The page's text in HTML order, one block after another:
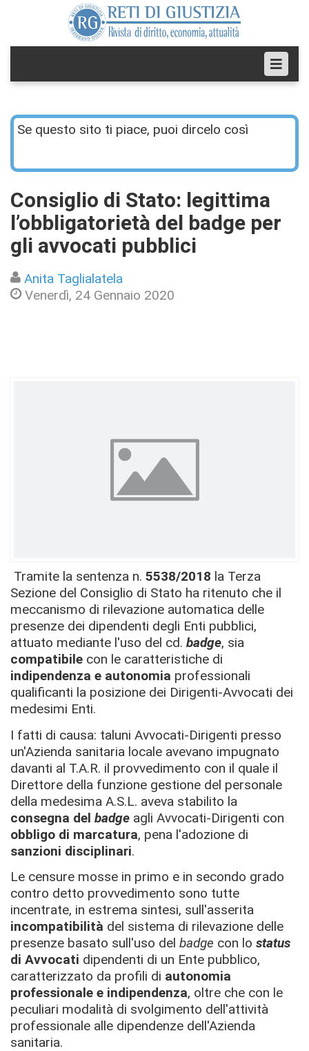
Se questo sito ti piace, puoi dircelo così
Consiglio di Stato: legittima
l’obbligatorietà del badge per
gli avvocati pubblici
Anita Taglialatela
Venerdì, 24 Gennaio 2020
Tramite la sentenza n. 5538/2018 la Terza
Sezione del Consiglio di Stato ha ritenuto che il
meccanismo di rilevazione automatica delle
presenze dei dipendenti degli Enti pubblici,
attuato mediante l'uso del cd. badge, sia
compatibile con le caratteristiche di
indipendenza e autonomia professionali
qualificanti la posizione dei Dirigenti-Avvocati dei
medesimi Enti.
I fatti di causa: taluni Avvocati-Dirigenti presso
un'Azienda sanitaria locale avevano impugnato
davanti al T.A.R. il provvedimento con il quale il
Direttore della funzione gestione del personale
della medesima A.S.L. aveva stabilito la
consegna del badge agli Avvocati-Dirigenti con
obbligo di marcatura, pena l'adozione di
sanzioni disciplinari.
Le censure mosse in primo e in secondo grado
contro detto provvedimento sono tutte
incentrate, in estrema sintesi, sull'asserita
incompatibilità del sistema di rilevazione delle
presenze basato sull'uso del badge con lo status
di Avvocati dipendenti di un Ente pubblico,
caratterizzato da profili di autonomia
professionale e indipendenza, oltre che con le
peculiari modalità di svolgimento dell'attività
professionale alle dipendenze dell'Azienda
sanitaria.